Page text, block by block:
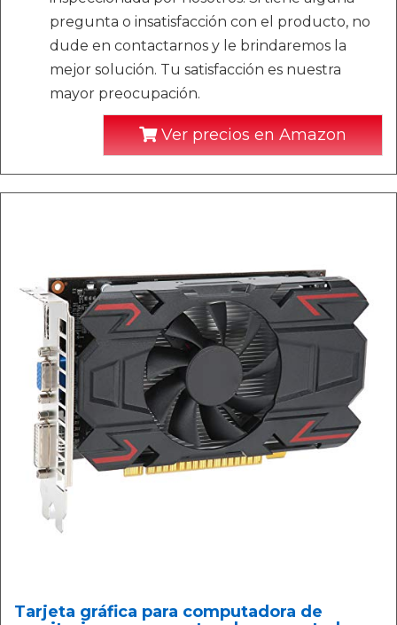
pregunta o insatisfacción con el producto, no
dude en contactarnos y le brindaremos la
mejor solución. Tu satisfacción es nuestra
mayor preocupación.
Ver precios en Amazon
Tarjeta gráfica para computadora de